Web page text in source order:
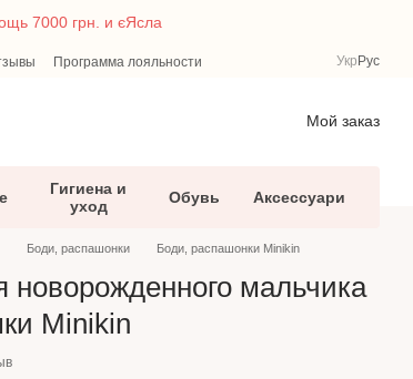
7000 грн. и єЯсла
Программа лояльности
Укр Рус
Мой заказ
Гигиена и
уход
Обувь Аксессуари
Боди, распашонки Боди, распашонки Minikin
мальчика
Minikin